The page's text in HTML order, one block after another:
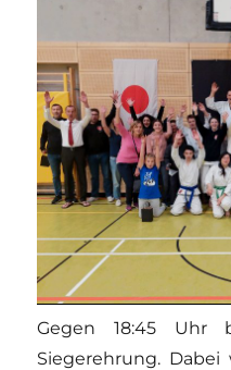
Gegen 18:45 Uhr
Siegerehrung.